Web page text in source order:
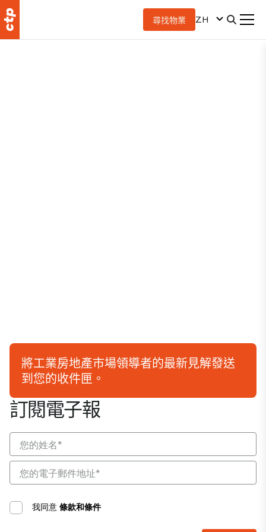
尋找物業 ZH
訂閱電子報
我同意 條款和條件
將工業房地產市場領導者的最新見解發送
到您的收件匣。